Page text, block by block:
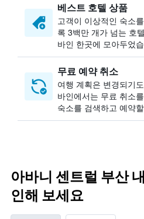
베스트 호텔 상품
고객이 이상적인 숙소
록 3백만 개가 넘는 호
바인 한곳에 모아두었
무료 예약 취소
여행 계획은 변경되기
바인에서는 무료 취소
숙소를 검색하고 예약
아바니 센트럴 부산
인해 보세요